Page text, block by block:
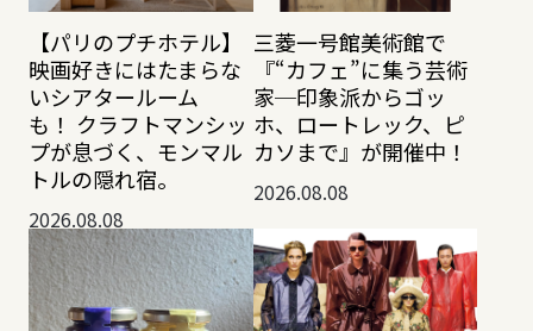
【パリのプチホテル】
映画好きにはたまらな
いシアタールーム
も！ クラフトマンシッ
プが息づく、モンマル
トルの隠れ宿。
2026.08.08
三菱一号館美術館で
『“カフェ”に集う芸術
家─印象派からゴッ
ホ、ロートレック、ピ
カソまで』が開催中！
2026.08.08